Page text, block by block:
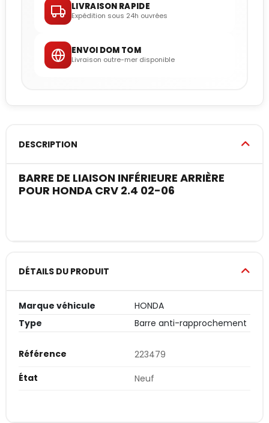
LIVRAISON RAPIDE
Expédition sous 24h ouvrées
ENVOI DOM TOM
Livraison outre-mer disponible
DESCRIPTION
BARRE DE LIAISON INFÉRIEURE ARRIÈRE
POUR HONDA CRV 2.4 02-06
DÉTAILS DU PRODUIT
Marque véhicule
HONDA
Type
Barre anti-rapprochement
Référence
223479
État
Neuf